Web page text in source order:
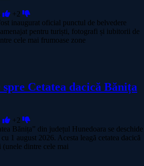
+2
inaugurat oficial punctul de belvedere
pentru turiști, fotografi și iubitorii de
cele mai frumoase zone
Cetatea dacică Bănița
+2
Bănița” din județul Hunedoara se deschide
1 august 2026. Acesta leagă cetatea dacică
dintre cele mai